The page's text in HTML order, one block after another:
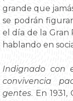
grande que
se podrán
el día de la Gran
hablando en
Indignado con
convivencia
gentes. En